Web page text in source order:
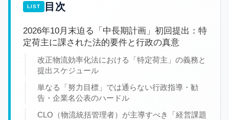
目次
2026年10月末迫る「中長期計画」初回提出：特
定荷主に課された法的要件と行政の真意
改正物流効率化法における「特定荷主」の義務と
提出スケジュール
単なる「努力目標」では通らない行政指導・勧
告・企業名公表のハードル
CLO（物流統括管理者）が主導すべき「経営課題